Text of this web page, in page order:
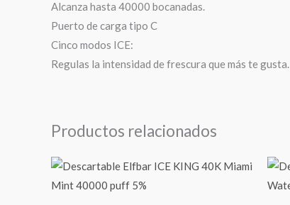
Alcanza hasta 40000 bocanadas.
Puerto de carga tipo C
Cinco modos ICE:
Regulas la intensidad de frescura que más te gusta.
Productos relacionados